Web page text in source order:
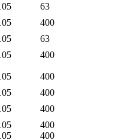
63
400
63
400
400
400
400
400
400